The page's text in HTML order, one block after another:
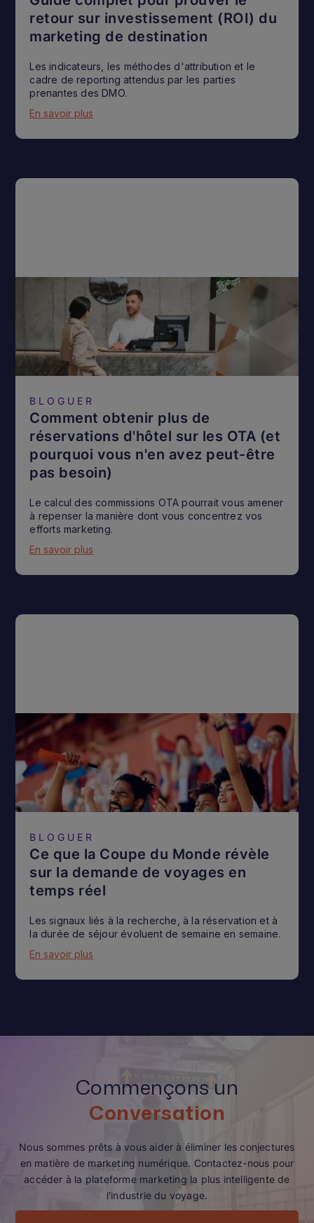
retour sur investissement (ROI) du
marketing de destination
Les indicateurs, les méthodes d'attribution et le
cadre de reporting attendus par les parties
prenantes des DMO.
En savoir plus
BLOGUER
Comment obtenir plus de
réservations d'hôtel sur les OTA (et
pourquoi vous n'en avez peut-être
pas besoin)
Le calcul des commissions OTA pourrait vous amener
à repenser la manière dont vous concentrez vos
efforts marketing.
En savoir plus
BLOGUER
Ce que la Coupe du Monde révèle
sur la demande de voyages en
temps réel
Les signaux liés à la recherche, à la réservation et à
la durée de séjour évoluent de semaine en semaine.
En savoir plus
Commençons un
Conversation
Nous sommes prêts à vous aider à éliminer les conjectures
en matière de marketing numérique. Contactez-nous pour
accéder à la plateforme marketing la plus intelligente de
l'industrie du voyage.